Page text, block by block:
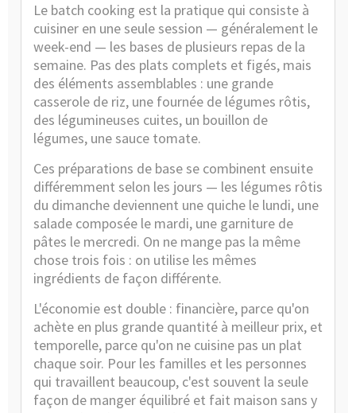
Le batch cooking est la pratique qui consiste à
cuisiner en une seule session — généralement le
week-end — les bases de plusieurs repas de la
semaine. Pas des plats complets et figés, mais
des éléments assemblables : une grande
casserole de riz, une fournée de légumes rôtis,
des légumineuses cuites, un bouillon de
légumes, une sauce tomate.
Ces préparations de base se combinent ensuite
différemment selon les jours — les légumes rôtis
du dimanche deviennent une quiche le lundi, une
salade composée le mardi, une garniture de
pâtes le mercredi. On ne mange pas la même
chose trois fois : on utilise les mêmes
ingrédients de façon différente.
L'économie est double : financière, parce qu'on
achète en plus grande quantité à meilleur prix, et
temporelle, parce qu'on ne cuisine pas un plat
chaque soir. Pour les familles et les personnes
qui travaillent beaucoup, c'est souvent la seule
façon de manger équilibré et fait maison sans y